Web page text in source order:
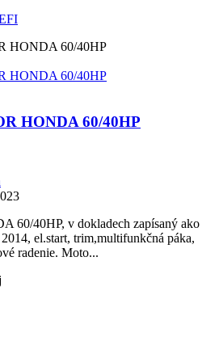
HONDA 60/40HP
60/40HP, v dokladech zapísaný ako
el.start, trim,multifunkčná páka,
radenie. Moto...